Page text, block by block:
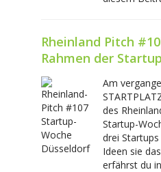
Rheinland Pitch
Rahmen der
Am
des
Startup-
drei
Ideen sie
erfährst du